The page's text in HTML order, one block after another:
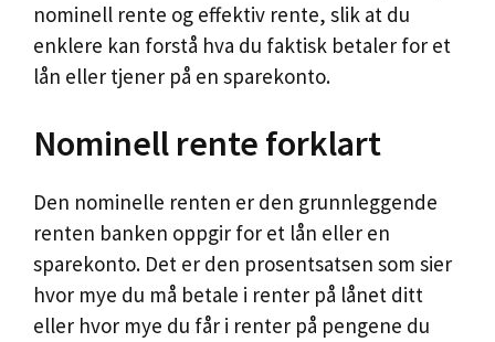
nominell rente og effektiv rente, slik at du
enklere kan forstå hva du faktisk betaler for et
lån eller tjener på en sparekonto.
Nominell rente forklart
Den nominelle renten er den grunnleggende
renten banken oppgir for et lån eller en
sparekonto. Det er den prosentsatsen som sier
hvor mye du må betale i renter på lånet ditt
eller hvor mye du får i renter på pengene du